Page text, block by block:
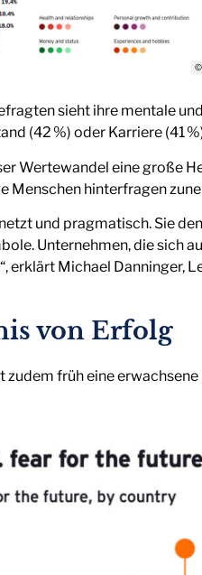
©
sieht ihre mentale
(42 %) oder Karriere (41
Wertewandel eine große
Menschen hinterfragen
und pragmatisch. Sie
Unternehmen, die sich
erklärt Michael Danninger,
von Erfolg
früh eine